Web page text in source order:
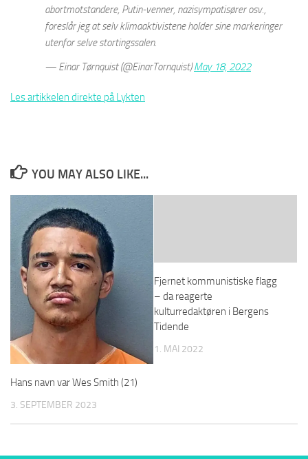
abortmotstandere, Putin-venner, nazisympatisører osv.,
foreslår jeg at selv klimaaktivistene holder sine markeringer
utenfor selve stortingssalen.
— Einar Tørnquist (@EinarTornquist)May 18, 2022
Les artikkelen direkte på Lykten
YOU MAY ALSO LIKE...
Hans navn var Wes Smith (21)
3. SEPTEMBER 2023
Fjernet kommunistiske flagg
– da reagerte
kulturredaktøren i Bergens
Tidende
1. MAI 2022